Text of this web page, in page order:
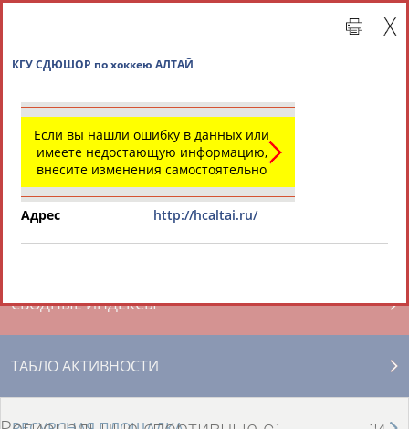
СВОДНЫЕ ИНДЕКСЫ
ТАБЛО АКТИВНОСТИ
Если вы нашли ошибку в данных или
имеете недостающую информацию,
внесите изменения самостоятельно
Адрес http://hcaltai.ru/